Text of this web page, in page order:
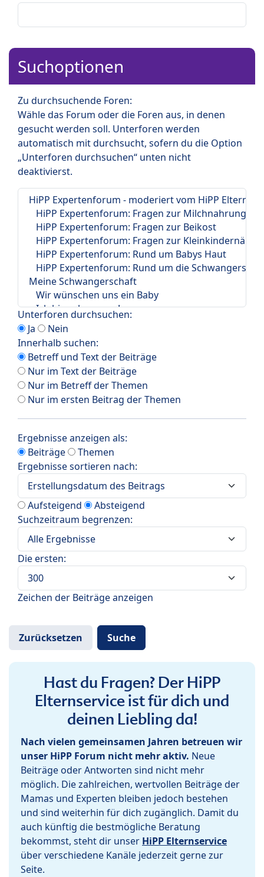
Suchoptionen
Zu durchsuchende Foren:
Wähle das Forum oder die Foren aus, in denen
gesucht werden soll. Unterforen werden
automatisch mit durchsucht, sofern du die Option
„Unterforen durchsuchen“ unten nicht
deaktivierst.
Unterforen durchsuchen:
Ja
Nein
Innerhalb suchen:
Betreff und Text der Beiträge
Nur im Text der Beiträge
Nur im Betreff der Themen
Nur im ersten Beitrag der Themen
Ergebnisse anzeigen als:
Beiträge
Themen
Ergebnisse sortieren nach:
Aufsteigend
Absteigend
Suchzeitraum begrenzen:
Die ersten:
Zeichen der Beiträge anzeigen
Hast du Fragen? Der HiPP
Elternservice ist für dich und
deinen Liebling da!
Nach vielen gemeinsamen Jahren betreuen wir
unser HiPP Forum nicht mehr aktiv. Neue
Beiträge oder Antworten sind nicht mehr
möglich. Die zahlreichen, wertvollen Beiträge der
Mamas und Experten bleiben jedoch bestehen
und sind weiterhin für dich zugänglich. Damit du
auch künftig die bestmögliche Beratung
bekommst, steht dir unser HiPP Elternservice
über verschiedene Kanäle jederzeit gerne zur
Seite.